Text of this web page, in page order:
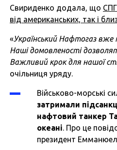
Свириденко додала, що
від американських, так і
«Український Нафтогаз вже
Наші домовленості
Важливий крок для нашої
очільниця уряду.
Військово-морські
затримали
нафтовий танкер
океані. Про це
президент